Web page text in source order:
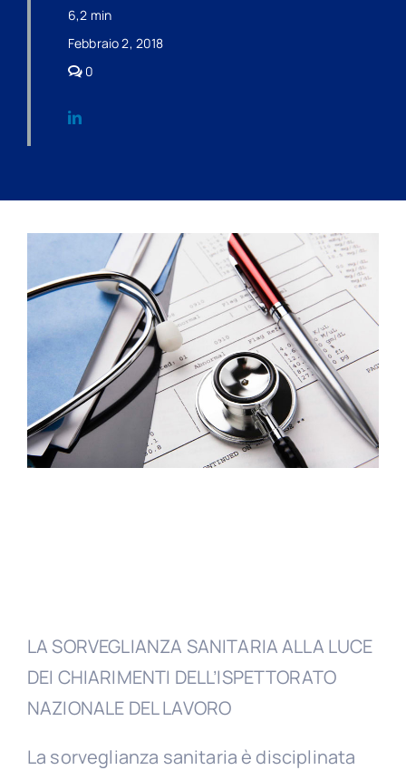
6,2 min
Febbraio 2, 2018
0
LA SORVEGLIANZA SANITARIA ALLA LUCE
DEI CHIARIMENTI DELL’ISPETTORATO
NAZIONALE DEL LAVORO
La sorveglianza sanitaria è disciplinata